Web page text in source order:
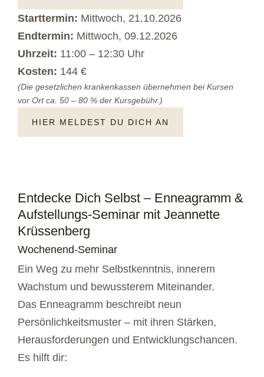
Starttermin: Mittwoch, 21.10.2026
Endtermin: Mittwoch, 09.12.2026
Uhrzeit: 11:00 – 12:30 Uhr
Kosten: 144 €
(Die gesetzlichen krankenkassen übernehmen bei Kursen
vor Ort ca. 50 – 80 % der Kursgebühr.)
HIER MELDEST DU DICH AN
Entdecke Dich Selbst – Enneagramm &
Aufstellungs-Seminar mit Jeannette
Krüssenberg
Wochenend-Seminar
Ein Weg zu mehr Selbstkenntnis, innerem
Wachstum und bewussterem Miteinander.
Das Enneagramm beschreibt neun
Persönlichkeitsmuster – mit ihren Stärken,
Herausforderungen und Entwicklungschancen.
Es hilft dir: